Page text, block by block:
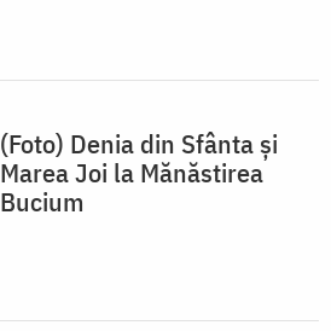
(Foto) Denia din Sfânta și
Marea Joi la Mănăstirea
Bucium